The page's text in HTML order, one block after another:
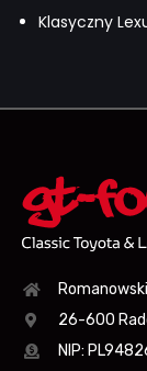
Klasyczny
26-600
NIP: